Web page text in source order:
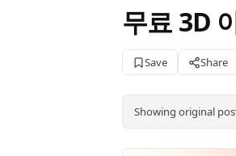
무료 3D
Save Share
Showing original